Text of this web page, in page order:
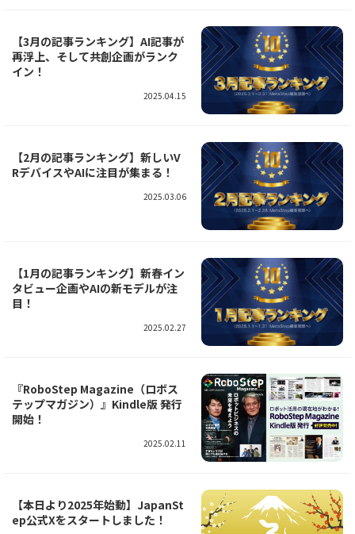
【3月の記事ランキング】AI記事が
再浮上、そして共創企画がランク
イン！
2025.04.15
【2月の記事ランキング】新しいV
RデバイスやAIに注目が集まる！
2025.03.06
【1月の記事ランキング】新春イン
タビュー企画やAIの新モデルが注
目！
2025.02.27
『RoboStep Magazine（ロボス
テップマガジン）』Kindle版 発行
開始！
2025.02.11
【本日より2025年始動】JapanSt
ep公式Xをスタートしました！